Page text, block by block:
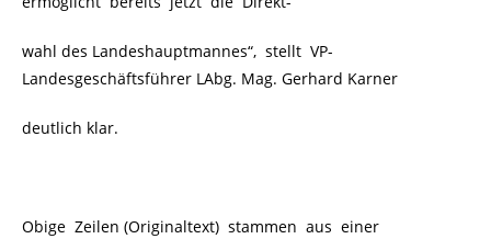
wahl des Landeshauptmannes“, stellt VP-
Landesgeschäftsführer LAbg. Mag. Gerhard Karner
deutlich klar.
Obige Zeilen (Originaltext) stammen aus einer